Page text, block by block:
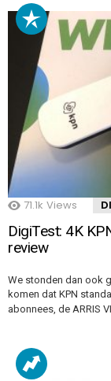
71.1k Views
DigiTest: 4K
review
We stonden dan ook
komen dat KPN
abonnees, de ARRIS